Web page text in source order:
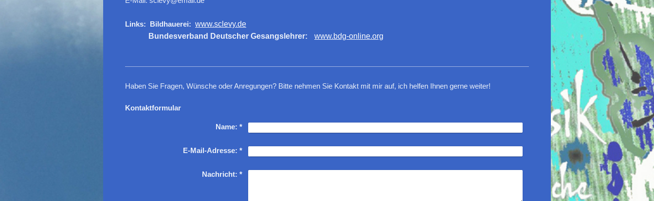
Links: Bildhauerei: www.sclevy.de
Bundesverband Deutscher Gesangslehrer:
www.bdg-online.org
Haben Sie Fragen, Wünsche oder Anregungen? Bitte nehmen Sie Kontakt mit mir auf, ich helfen Ihnen gerne weiter!
Kontaktformular
Name: *
E-Mail-Adresse: *
Nachricht: *